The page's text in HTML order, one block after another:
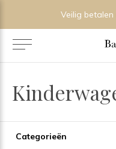
Veilig
Categorieën